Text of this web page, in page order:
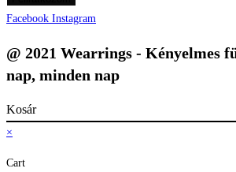
Facebook Instagram
@ 2021 Wearrings - Kényelmes
nap, minden nap
Kosár
×
Cart